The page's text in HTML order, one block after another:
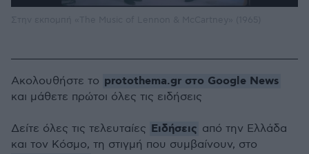
Ακολουθήστε το protothema.gr στο Google News
και μάθετε πρώτοι όλες τις ειδήσεις
Δείτε όλες τις τελευταίες Ειδήσεις από την Ελλάδα
και τον Κόσμο, τη στιγμή που συμβαίνουν, στο